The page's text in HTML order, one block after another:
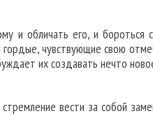
и обличать его, и бороться
чувствующие свою
их создавать нечто
вести за собой